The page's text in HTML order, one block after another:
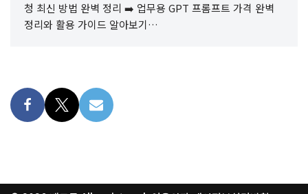
청 최신 방법 완벽 정리 ➡️ 업무용 GPT 프롬프트 가격 완벽
정리와 활용 가이드 알아보기…